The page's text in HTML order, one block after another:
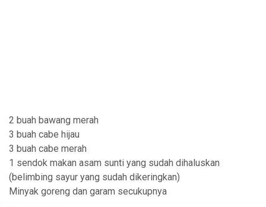
2 buah bawang merah
3 buah cabe hijau
3 buah cabe merah
1 sendok makan asam sunti yang sudah dihaluskan
(belimbing sayur yang sudah dikeringkan)
Minyak goreng dan garam secukupnya